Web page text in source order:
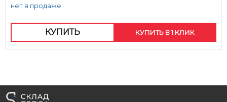
нет в продаже
КУПИТЬ КУПИТЬ В 1 КЛИК